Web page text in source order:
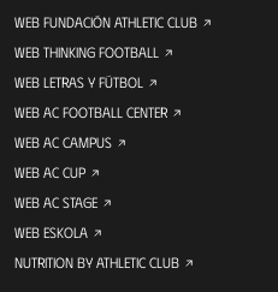
WEB FUNDACIÓN ATHLETIC CLUB
WEB THINKING FOOTBALL
WEB LETRAS Y FÚTBOL
WEB AC FOOTBALL CENTER
WEB AC CAMPUS
WEB AC CUP
WEB AC STAGE
WEB ESKOLA
NUTRITION BY ATHLETIC CLUB